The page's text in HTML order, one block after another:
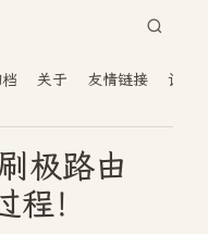
关于 友情链接 读者
极路由
！